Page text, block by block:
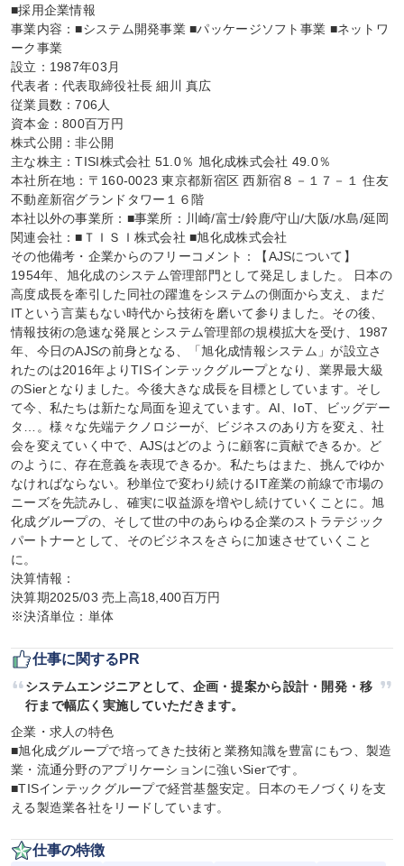
■採用企業情報
事業内容：■システム開発事業 ■パッケージソフト事業 ■ネットワ
ーク事業
設立：1987年03月
代表者：代表取締役社長 細川 真広
従業員数：706人
資本金：800百万円
株式公開：非公開
主な株主：TISI株式会社 51.0％ 旭化成株式会社 49.0％
本社所在地：〒160-0023 東京都新宿区 西新宿８－１７－１ 住友
不動産新宿グランドタワー１６階
本社以外の事業所：■事業所：川崎/富士/鈴鹿/守山/大阪/水島/延岡
関連会社：■ＴＩＳＩ株式会社 ■旭化成株式会社
その他備考・企業からのフリーコメント：【AJSについて】
1954年、旭化成のシステム管理部門として発足しました。 日本の
高度成長を牽引した同社の躍進をシステムの側面から支え、まだ
ITという言葉もない時代から技術を磨いて参りました。その後、
情報技術の急速な発展とシステム管理部の規模拡大を受け、1987
年、今日のAJSの前身となる、「旭化成情報システム」が設立さ
れたのは2016年よりTISインテックグループとなり、業界最大級
のSierとなりました。今後大きな成長を目標としています。そし
て今、私たちは新たな局面を迎えています。AI、IoT、ビッグデー
タ…。様々な先端テクノロジーが、ビジネスのあり方を変え、社
会を変えていく中で、AJSはどのように顧客に貢献できるか。ど
のように、存在意義を表現できるか。私たちはまた、挑んでゆか
なければならない。秒単位で変わり続けるIT産業の前線で市場の
ニーズを先読みし、確実に収益源を増やし続けていくことに。旭
化成グループの、そして世の中のあらゆる企業のストラテジック
パートナーとして、そのビジネスをさらに加速させていくこと
に。
決算情報：
決算期2025/03 売上高18,400百万円
※決済単位：単体
仕事に関するPR
システムエンジニアとして、企画・提案から設計・開発・移
行まで幅広く実施していただきます。
企業・求人の特色
■旭化成グループで培ってきた技術と業務知識を豊富にもつ、製造
業・流通分野のアプリケーションに強いSierです。
■TISインテックグループで経営基盤安定。日本のモノづくりを支
える製造業各社をリードしています。
仕事の特徴